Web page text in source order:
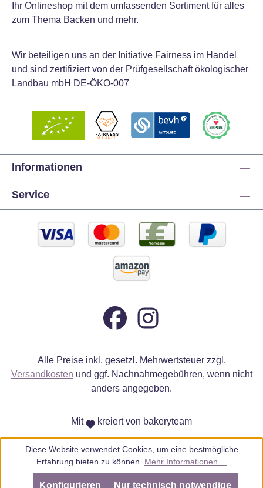
Ihr Onlineshop mit dem umfassenden Sortiment für alles
zum Thema Backen und mehr.
Wir beteiligen uns an der Initiative Fairness im Handel
und sind zertifiziert von der Prüfgesellschaft ökologischer
Landbau mbH DE-ÖKO-007
Informationen
Service
Alle Preise inkl. gesetzl. Mehrwertsteuer zzgl.
Versandkosten und ggf. Nachnahmegebühren, wenn nicht
anders angegeben.
Mit kreiert von bakeryteam
Diese Website verwendet Cookies, um eine bestmögliche
Erfahrung bieten zu können. Mehr Informationen ...
Nur technisch notwendige
Konfigurieren